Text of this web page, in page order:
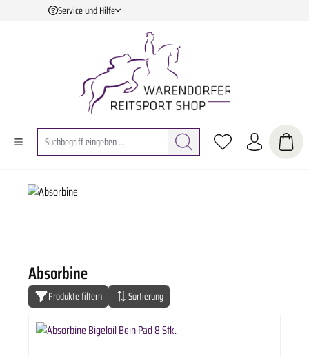
Zum Hauptinhalt springen
Service und Hilfe
Absorbine
Produkte filtern Sortierung